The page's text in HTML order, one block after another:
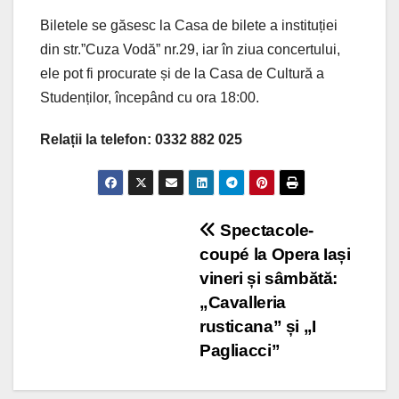
Biletele se găsesc la Casa de bilete a instituției
din str.”Cuza Vodă” nr.29, iar în ziua concertului,
ele pot fi procurate și de la Casa de Cultură a
Studenților, începând cu ora 18:00.
Relații la telefon: 0332 882 025
Spectacole-
coupé la Opera Iași
vineri și sâmbătă:
„Cavalleria
rusticana” și „I
Pagliacci”